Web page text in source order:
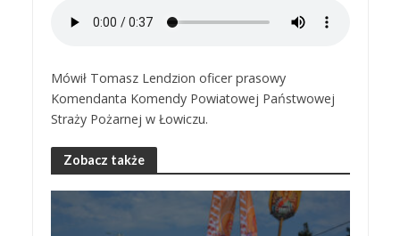
Mówił Tomasz Lendzion oficer prasowy
Komendanta Komendy Powiatowej Państwowej
Straży Pożarnej w Łowiczu.
Zobacz także